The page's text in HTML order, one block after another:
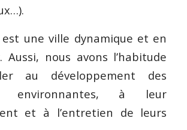
est une ville dynamique et en
Aussi, nous avons l’habitude
au développement des
environnantes, à leur
et à l’entretien de leurs